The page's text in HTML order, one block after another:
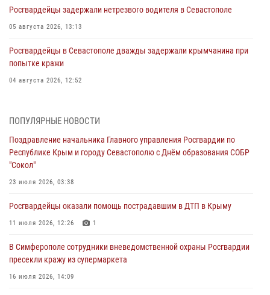
Росгвардейцы задержали нетрезвого водителя в Севастополе
05 августа 2026, 13:13
Росгвардейцы в Севастополе дважды задержали крымчанина при
попытке кражи
04 августа 2026, 12:52
мужчину
Росгвардия в Крыму и Севастополе задержала ряд
правонарушителей
03 августа 2026, 14:08
В Симферополе росгвардейцы задержали гражданина,
подозреваемого в совершении серии краж
Росгвардейцы оперативно задержали нарушителя на охраняемом
объекте в Севастополе
ПОПУЛЯРНЫЕ НОВОСТИ
Поздравление начальника Главного управления Росгвардии по
Республике Крым и городу Севастополю с Днём образования СОБР
"Сокол"
23 июля 2026, 03:38
Росгвардейцы оказали помощь пострадавшим в ДТП в Крыму
11 июля 2026, 12:26 1
В Симферополе сотрудники вневедомственной охраны Росгвардии
пресекли кражу из супермаркета
16 июля 2026, 14:09